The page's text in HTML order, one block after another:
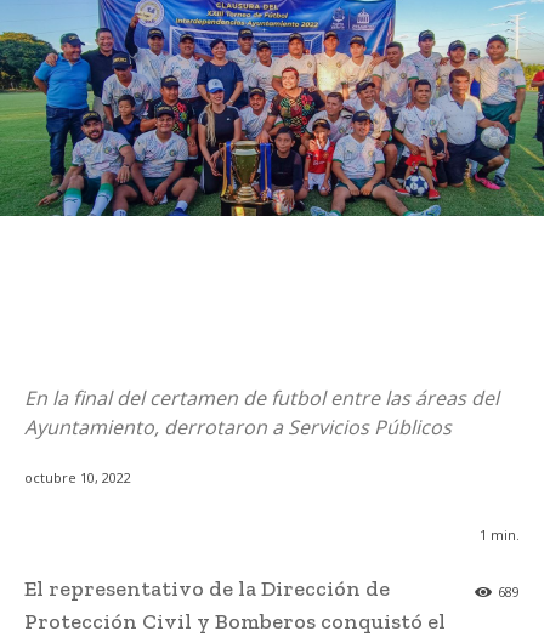
En la final del certamen de futbol entre las áreas del
Ayuntamiento, derrotaron a Servicios Públicos
octubre 10, 2022
1 min.
689
El representativo de la Dirección de
Protección Civil y Bomberos conquistó el